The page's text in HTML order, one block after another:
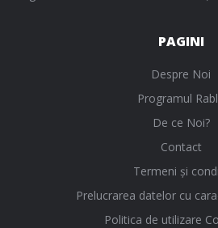
PAGINI
Despre Noi
Programul
De ce Noi?
Contact
Termeni și
Prelucrarea datelor cu
Politica de utilizare